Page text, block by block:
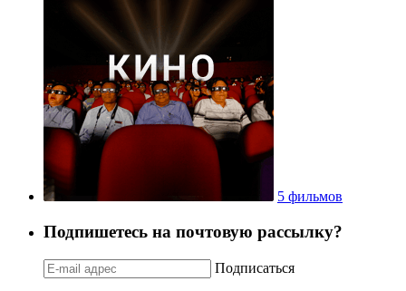
5 фильмов
Подпишетесь на почтовую рассылку?
Подписаться